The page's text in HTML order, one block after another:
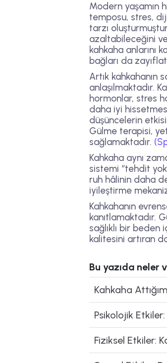
Modern yaşamın
temposu, stres,
tarzı
azaltabileceğini
kahkaha anlarını
bağları da
Artık
anlaşılmaktadır.
hormonlar, stres
daha iyi
düşüncelerin
Gülme terapisi,
sağlamaktadır.
Kahkaha aynı
sistemi “tehdit
ruh hâlinin daha
iyileştirme
Kahkahanın
kanıtlamaktadır.
sağlıklı bir beden
kalitesini artıran
Bu yazıda neler
Kahkaha
Psikolojik
Fiziksel Etkiler: